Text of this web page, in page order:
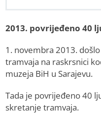
2013. povrijeđeno 40
1. novembra 2013.
tramvaja na raskrsnici
muzeja BiH u Sarajevu.
Tada je povrijeđeno 40
skretanje tramvaja.